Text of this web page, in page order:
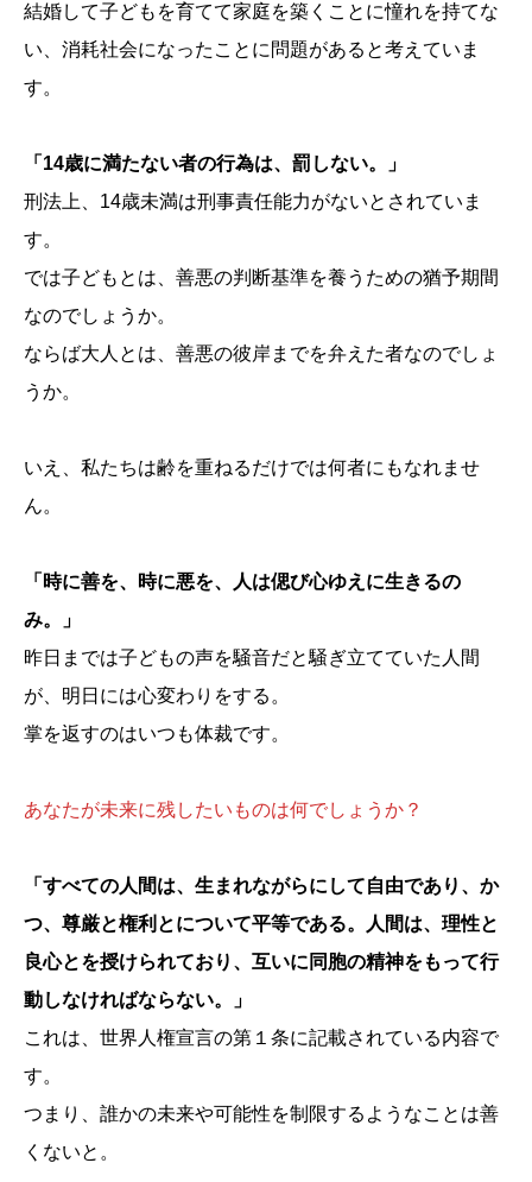
結婚して子どもを育てて家庭を築くことに憧れを持てな
い、消耗社会になったことに問題があると考えていま
す。
「14歳に満たない者の行為は、罰しない。」
刑法上、14歳未満は刑事責任能力がないとされていま
す。
では子どもとは、善悪の判断基準を養うための猶予期間
なのでしょうか。
ならば大人とは、善悪の彼岸までを弁えた者なのでしょ
うか。
いえ、私たちは齢を重ねるだけでは何者にもなれませ
ん。
「時に善を、時に悪を、人は偲び心ゆえに生きるの
み。」
昨日までは子どもの声を騒音だと騒ぎ立てていた人間
が、明日には心変わりをする。
掌を返すのはいつも体裁です。
あなたが未来に残したいものは何でしょうか？
「すべての人間は、生まれながらにして自由であり、か
つ、尊厳と権利とについて平等である。人間は、理性と
良心とを授けられており、互いに同胞の精神をもって行
動しなければならない。」
これは、世界人権宣言の第１条に記載されている内容で
す。
つまり、誰かの未来や可能性を制限するようなことは善
くないと。